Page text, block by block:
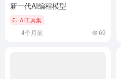
新一代AI编程模型
AI工具集
4个月前 69